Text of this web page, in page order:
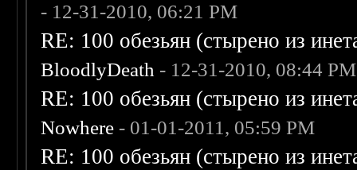
- 12-31-2010, 06:21 PM
RE: 100 обезьян (стырено из
BloodlyDeath - 12-31-2010, 08:44 PM
RE: 100 обезьян (стырено из
Nowhere - 01-01-2011, 05:59 PM
RE: 100 обезьян (стырено из